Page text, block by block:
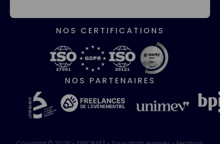
NOS CERTIFICATIONS
NOS PARTENAIRES